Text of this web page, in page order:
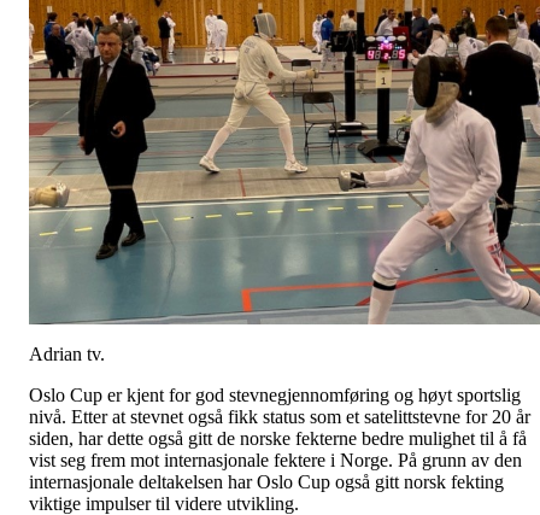
Adrian tv.
Oslo Cup er kjent for god stevnegjennomføring og høyt sportslig
nivå. Etter at stevnet også fikk status som et satelittstevne for 20 år
siden, har dette også gitt de norske fekterne bedre mulighet til å få
vist seg frem mot internasjonale fektere i Norge. På grunn av den
internasjonale deltakelsen har Oslo Cup også gitt norsk fekting
viktige impulser til videre utvikling.